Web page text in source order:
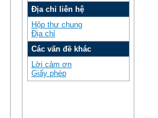
Địa chỉ liên hệ
Hộp thư chung
Địa chỉ
Các vấn đề khác
Lời cảm ơn
Giấy phép